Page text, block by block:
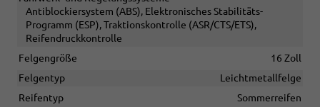
Antiblockiersystem (ABS), Elektronisches Stabilitäts-
Programm (ESP), Traktionskontrolle (ASR/CTS/ETS),
Reifendruckkontrolle
Felgengröße
16 Zoll
Felgentyp
Leichtmetallfelge
Reifentyp
Sommerreifen